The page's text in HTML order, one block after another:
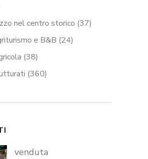
nel centro storico (37)
e B&B (24)
(38)
(360)
venduta